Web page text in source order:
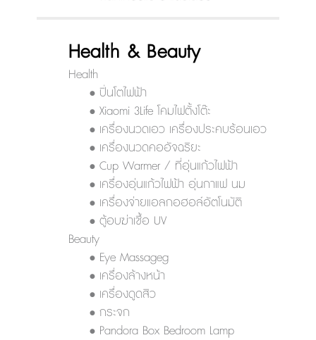
Health & Beauty
Health
• ปิ่นโตไฟฟ้า
• Xiaomi 3Life โคมไฟตั้งโต๊ะ
• เครื่องนวดเอว เครื่องประคบร้อนเอว
• เครื่องนวดคออัจฉริยะ
• Cup Warmer / ที่อุ่นแก้วไฟฟ้า
• เครื่องอุ่นแก้วไฟฟ้า อุ่นกาแฟ นม
• เครื่องจ่ายแอลกอฮอล์อัตโนมัติ
• ตู้อบฆ่าเชื้อ UV
Beauty
• Eye Massageg
• เครื่องล้างหน้า
• เครื่องดูดสิว
• กระจก
• Pandora Box Bedroom Lamp